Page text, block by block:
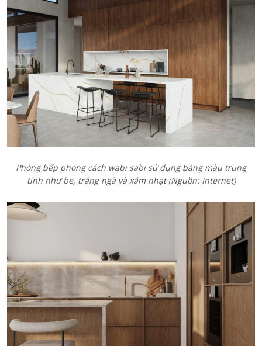
Phòng bếp phong cách wabi sabi sử dụng bảng màu trung
tính như be, trắng ngà và xám nhạt (Nguồn: Internet)